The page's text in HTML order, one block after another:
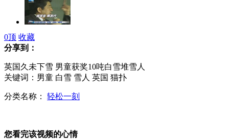
安倍两面言行引媒体关注 需"观其言察其行"
中国版"X47B"无人攻击机即将首飞
0顶 收藏
分享到：
英国久未下雪 男童获奖10吨白雪堆雪人
关键词：男童 白雪 雪人 英国 猫扑
分类名称： 轻松一刻
您看完该视频的心情